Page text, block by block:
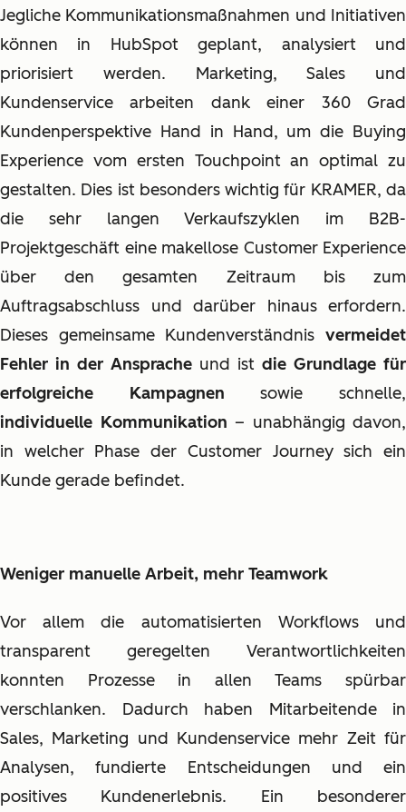
Jegliche Kommunikationsmaßnahmen und Initiativen
können in HubSpot geplant, analysiert und
priorisiert werden. Marketing, Sales und
Kundenservice arbeiten dank einer 360 Grad
Kundenperspektive Hand in Hand, um die Buying
Experience vom ersten Touchpoint an optimal zu
gestalten. Dies ist besonders wichtig für KRAMER, da
die sehr langen Verkaufszyklen im B2B-
Projektgeschäft eine makellose Customer Experience
über den gesamten Zeitraum bis zum
Auftragsabschluss und darüber hinaus erfordern.
Dieses gemeinsame Kundenverständnis vermeidet
Fehler in der Ansprache und ist die Grundlage für
erfolgreiche Kampagnen sowie schnelle,
individuelle Kommunikation – unabhängig davon,
in welcher Phase der Customer Journey sich ein
Kunde gerade befindet.
Weniger manuelle Arbeit, mehr Teamwork
Vor allem die automatisierten Workflows und
transparent geregelten Verantwortlichkeiten
konnten Prozesse in allen Teams spürbar
verschlanken. Dadurch haben Mitarbeitende in
Sales, Marketing und Kundenservice mehr Zeit für
Analysen, fundierte Entscheidungen und ein
positives Kundenerlebnis. Ein besonderer